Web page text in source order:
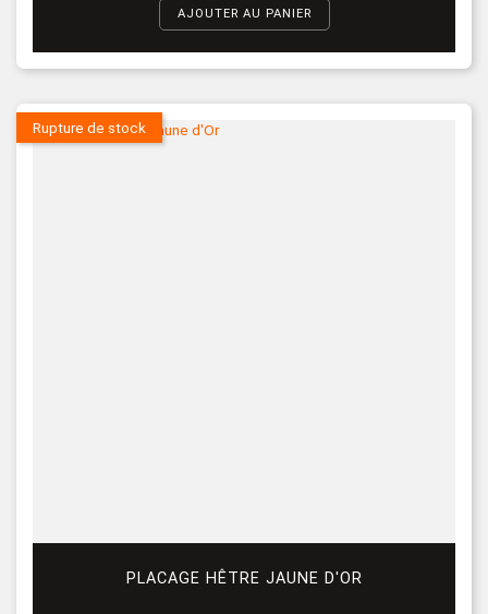
AJOUTER AU PANIER
PLACAGE HÊTRE JAUNE D'OR
Rupture de stock